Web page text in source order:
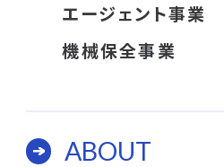
エージェント事業
機械保全事業
ABOUT